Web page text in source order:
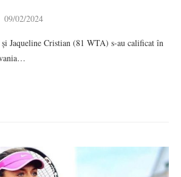
09/02/2024
Jaqueline Cristian (81 WTA) s-au calificat în